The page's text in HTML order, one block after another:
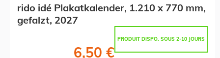
rido idé Plakatkalender, 1.210 x 770 mm,
gefalzt, 2027
PRODUIT DISPO. SOUS 2-10 JOURS
6,50 €